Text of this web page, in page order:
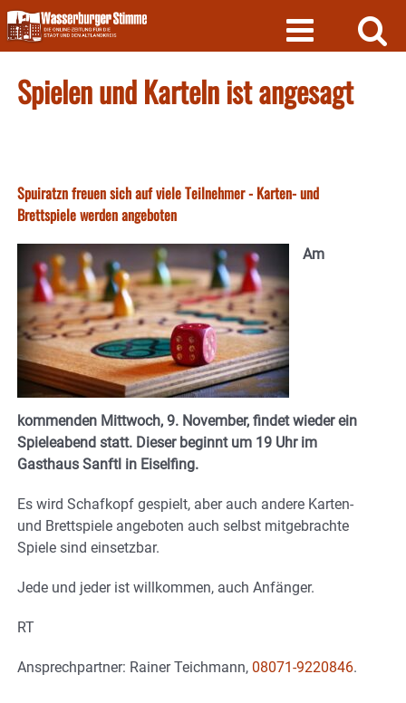
Skip
to
content
Spielen und Karteln ist angesagt
Spuiratzn freuen sich auf viele Teilnehmer - Karten- und
Brettspiele werden angeboten
Am
kommenden Mittwoch, 9. November, findet wieder ein
Spieleabend statt. Dieser beginnt um 19 Uhr im
Gasthaus Sanftl in Eiselfing.
Es wird Schafkopf gespielt, aber auch andere Karten-
und Brettspiele angeboten auch selbst mitgebrachte
Spiele sind einsetzbar.
Jede und jeder ist willkommen, auch Anfänger.
RT
Ansprechpartner: Rainer Teichmann, 08071-9220846.